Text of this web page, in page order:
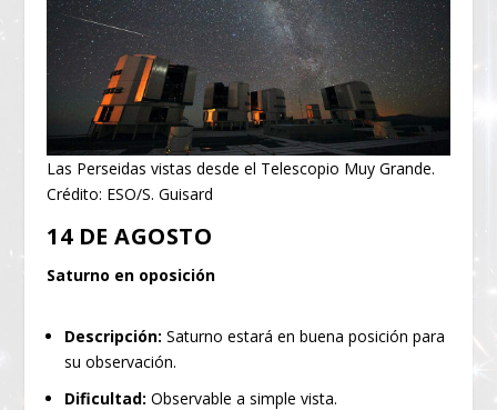
Las Perseidas vistas desde el Telescopio Muy Grande.
Crédito: ESO/S. Guisard
14 DE AGOSTO
Saturno en oposición
Descripción: Saturno estará en buena posición para
su observación.
Dificultad: Observable a simple vista.